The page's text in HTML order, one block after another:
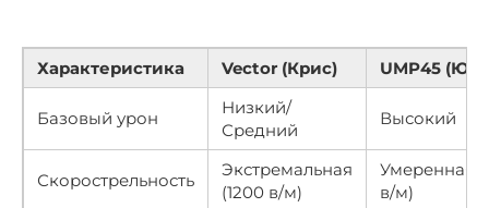
Характеристика Vector (Крис) UMP45
Базовый урон
Низкий/
Средний
Высокий
Скорострельность
Экстремальная
(1200 в/м)
Умеренная
в/м)